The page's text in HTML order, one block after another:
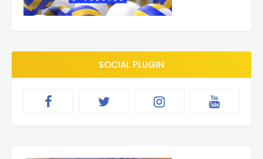
SOCIAL PLUGIN